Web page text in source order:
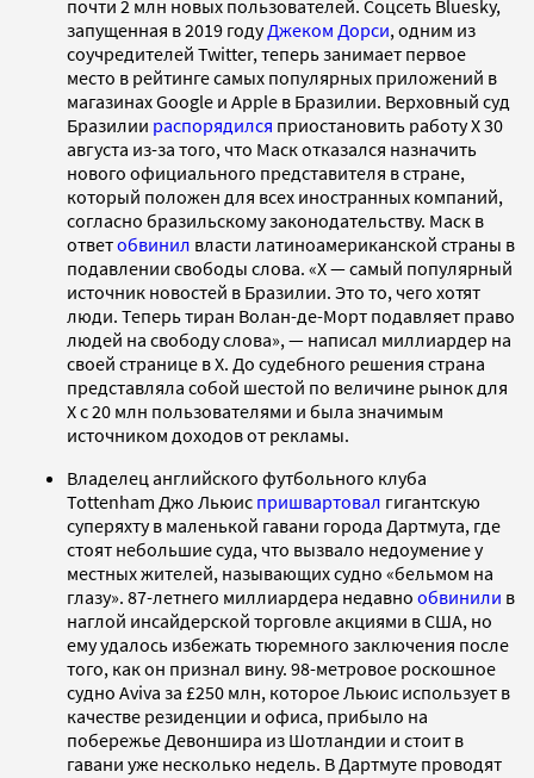
почти 2 млн новых пользователей. Соцсеть Bluesky,
запущенная в 2019 годуДжеком Дорси, одним из
соучредителей Twitter, теперь занимает первое
место в рейтинге самых популярных приложений в
магазинах Google и Apple в Бразилии. Верховный суд
Бразилии распорядился приостановить работу X 30
августа из-за того, что Маск отказался назначить
нового официального представителя в стране,
который положен для всех иностранных компаний,
согласно бразильскому законодательству. Маск в
ответобвинил власти латиноамериканской страны в
подавлении свободы слова. «X — самый популярный
источник новостей в Бразилии. Это то, чего хотят
люди. Теперь тиран Волан-де-Морт подавляет право
людей на свободу слова», — написал миллиардер на
своей странице в X. До судебного решения страна
представляла собой шестой по величине рынок для
X с 20 млн пользователями и была значимым
источником доходов от рекламы.
Владелец английского футбольного клуба
Tottenham Джо Льюис пришвартовал гигантскую
суперяхту в маленькой гавани города Дартмута, где
стоят небольшие суда, что вызвало недоумение у
местных жителей, называющих судно «бельмом на
глазу». 87-летнего миллиардера недавно обвинили в
наглой инсайдерской торговле акциями в США, но
ему удалось избежать тюремного заключения после
того, как он признал вину. 98-метровое роскошное
судно Aviva за £250 млн, которое Льюис использует в
качестве резиденции и офиса, прибыло на
побережье Девоншира из Шотландии и стоит в
гавани уже несколько недель. В Дартмуте проводят